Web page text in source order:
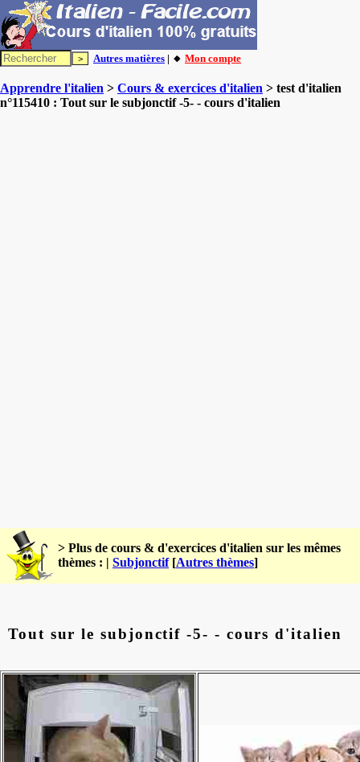
Autres matières | 🔸 Mon compte
Apprendre l'italien > Cours & exercices d'italien > test d'italien
n°115410 : Tout sur le subjonctif -5- - cours d'italien
> Plus de cours & d'exercices d'italien sur les mêmes
thèmes : | Subjonctif[Autres thèmes]
Tout sur le subjonctif -5- - cours d'italien